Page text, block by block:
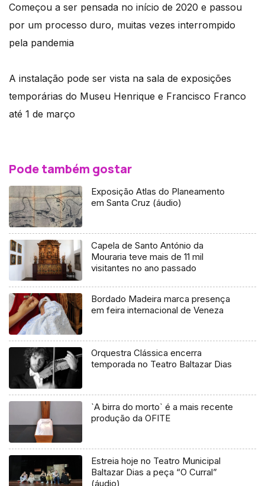
Começou a ser pensada no início de 2020 e passou
por um processo duro, muitas vezes interrompido
pela pandemia
A instalação pode ser vista na sala de exposições
temporárias do Museu Henrique e Francisco Franco
até 1 de março
Pode também gostar
Exposição Atlas do Planeamento
em Santa Cruz (áudio)
Capela de Santo António da
Mouraria teve mais de 11 mil
visitantes no ano passado
Bordado Madeira marca presença
em feira internacional de Veneza
Orquestra Clássica encerra
temporada no Teatro Baltazar Dias
`A birra do morto` é a mais recente
produção da OFITE
Estreia hoje no Teatro Municipal
Baltazar Dias a peça “O Curral”
(áudio)